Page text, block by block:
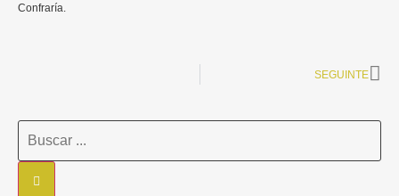
Confraría.
SEGUINTE